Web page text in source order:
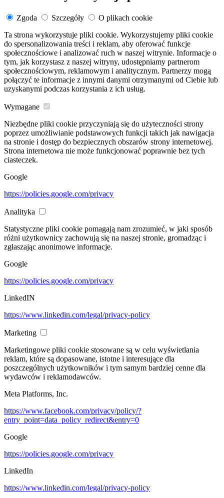
Zgoda Szczegóły
O plikach cookie
Ta strona wykorzystuje pliki cookie. Wykorzystujemy pliki cookie
do spersonalizowania treści i reklam, aby oferować funkcje
społecznościowe i analizować ruch w naszej witrynie. Informacje o
tym, jak korzystasz z naszej witryny, udostępniamy partnerom
społecznościowym, reklamowym i analitycznym. Partnerzy mogą
połączyć te informacje z innymi danymi otrzymanymi od Ciebie lub
uzyskanymi podczas korzystania z ich usług.
Wymagane
Niezbędne pliki cookie przyczyniają się do użyteczności strony
poprzez umożliwianie podstawowych funkcji takich jak nawigacja
na stronie i dostęp do bezpiecznych obszarów strony internetowej.
Strona internetowa nie może funkcjonować poprawnie bez tych
ciasteczek.
Google
https://policies.google.com/privacy
Analityka
Statystyczne pliki cookie pomagają nam zrozumieć, w jaki sposób
różni użytkownicy zachowują się na naszej stronie, gromadząc i
zgłaszając anonimowe informacje.
Google
https://policies.google.com/privacy
LinkedIN
https://www.linkedin.com/legal/privacy-policy
Marketing
Marketingowe pliki cookie stosowane są w celu wyświetlania
reklam, które są dopasowane, istotne i interesujące dla
poszczególnych użytkowników i tym samym bardziej cenne dla
wydawców i reklamodawców.
Meta Platforms, Inc.
https://www.facebook.com/privacy/policy/?
entry_point=data_policy_redirect&entry=0
Google
https://policies.google.com/privacy
LinkedIn
https://www.linkedin.com/legal/privacy-policy